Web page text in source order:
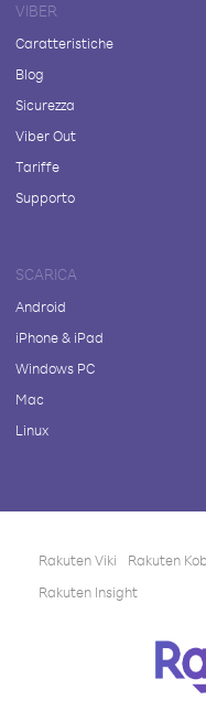
VIBER
Caratteristiche
Blog
Sicurezza
Viber Out
Tariffe
Supporto
SCARICA
Android
iPhone & iPad
Windows PC
Mac
Linux
Rakuten Viki Rakuten
Rakuten Insight